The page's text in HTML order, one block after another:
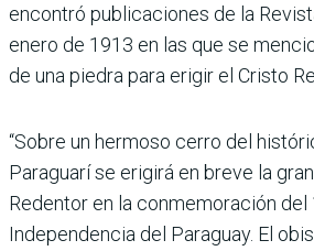
encontró publi­caciones de la
enero de 1913 en las que se
de una piedra para erigir el Cristo
“Sobre un hermoso cerro del
Paraguarí se erigirá en breve la
Redentor en la con­memoración del
Independen­cia del Paraguay. El